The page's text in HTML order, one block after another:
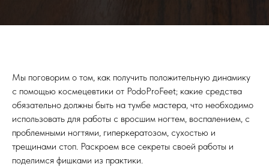
Мы поговорим о том, как получить положительную динамику
с помощью космецевтики от PodoProFeet; какие средства
обязательно должны быть на тумбе мастера, что необходимо
использовать для работы с вросшим ногтем, воспалением, с
проблемными ногтями, гиперкератозом, сухостью и
трещинами стоп. Раскроем все секреты своей работы и
поделимся фишками из практики.